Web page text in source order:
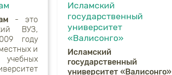
- это
ВУЗ,
году
и
Исламский
государственный
университет
«Валисонго»
Исламский
государственный
университет «Валисонго»